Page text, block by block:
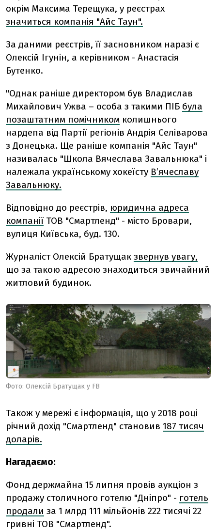
окрім Максима Терещука, у реєстрах
значиться компанія "Айс Таун".
За даними реєстрів, її засновником наразі є
Олексій Ігунін, а керівником - Анастасія
Бутенко.
"Однак раніше директором був Владислав
Михайлович Ужва – особа з такими ПІБ була
позаштатним помічником колишнього
нардепа від Партії регіонів Андрія Селіварова
з Донецька. Ще раніше компанія "Айс Таун"
називалась "Школа Вячеслава Завальнюка" і
належала українському хокеїсту В’ячеславу
Завальнюку.
Відповідно до реєстрів, юридична адреса
компанії ТОВ "Смартленд" - місто Бровари,
вулиця Київська, буд. 130.
Журналіст Олексій Братущак звернув увагу,
що за такою адресою знаходиться звичайний
житловий будинок.
Фото: Олексій Братущак у FB
Також у мережі є інформація, що у 2018 році
річний дохід "Смартленд" становив 187 тисяч
доларів.
Нагадаємо:
Фонд держмайна 15 липня провів аукціон з
продажу столичного готелю "Дніпро" - готель
продали за 1 млрд 111 мільйонів 222 тисячі 22
гривні ТОВ "Смартленд".